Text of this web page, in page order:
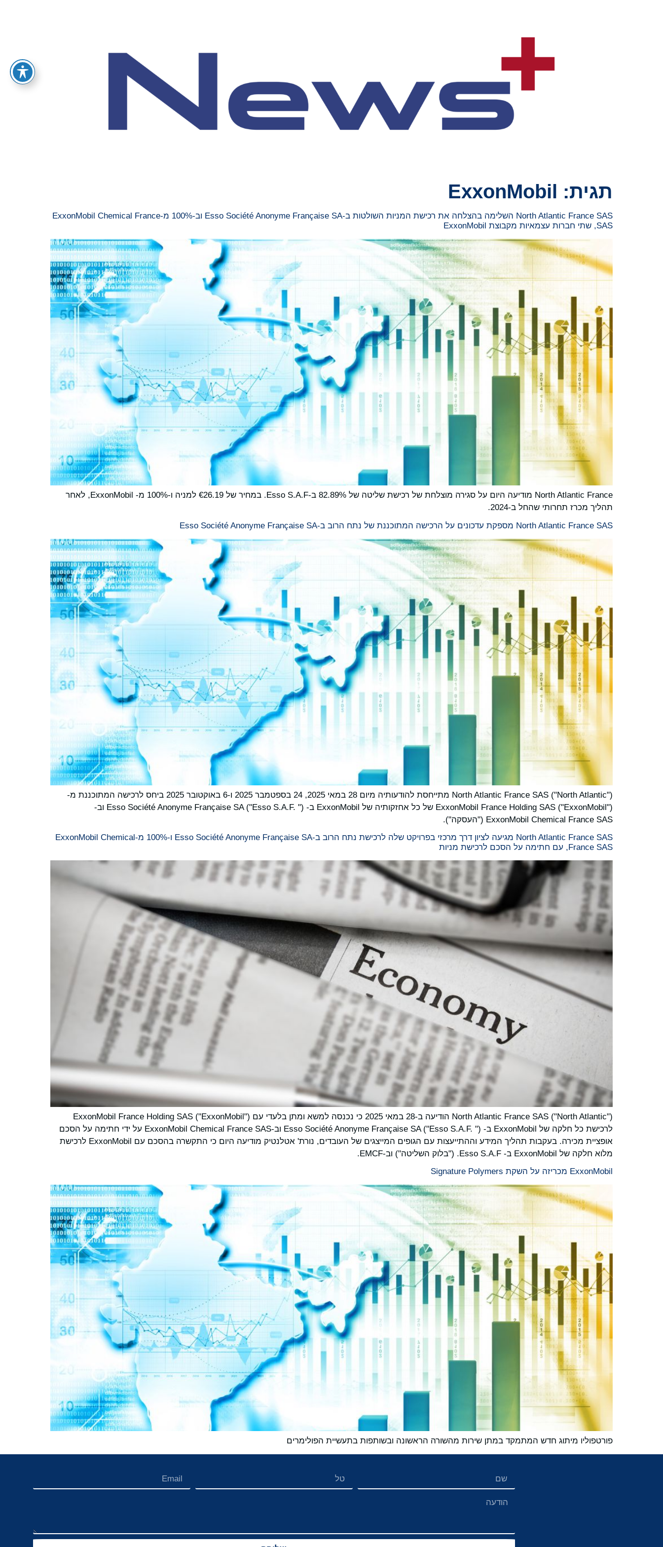
תגית: ExxonMobil
North Atlantic France SAS השלימה בהצלחה את רכישת המניות השולטות ב-Esso Société Anonyme Française SA וב-100% מ-ExxonMobil Chemical France
SAS, שתי חברות עצמאיות מקבוצת ExxonMobil
North Atlantic France מודיעה היום על סגירה מוצלחת של רכישת שליטה של 82.89% ב-Esso S.A.F. במחיר של €26.19 למניה ו-100% מ- ExxonMobil, לאחר
תהליך מכרז תחרותי שהחל ב-2024.
North Atlantic France SAS מספקת עדכונים על הרכישה המתוכננת של נתח הרוב ב-Esso Société Anonyme Française SA
North Atlantic France SAS ("North Atlantic") מתייחסת להודעותיה מיום 28 במאי 2025, 24 בספטמבר 2025 ו-6 באוקטובר 2025 ביחס לרכישה המתוכננת מ-
ExxonMobil France Holding SAS ("ExxonMobil") של כל אחזקותיה של ExxonMobil ב- Esso Société Anonyme Française SA ("Esso S.A.F. ") וב-
ExxonMobil Chemical France SAS ("העסקה").
North Atlantic France SAS מגיעה לציון דרך מרכזי בפרויקט שלה לרכישת נתח הרוב ב-Esso Société Anonyme Française SA ו-100% מ-ExxonMobil Chemical
France SAS, עם חתימה על הסכם לרכישת מניות
North Atlantic France SAS ("North Atlantic") הודיעה ב-28 במאי 2025 כי נכנסה למשא ומתן בלעדי עם ExxonMobil France Holding SAS ("ExxonMobil")
לרכישת כל חלקה של ExxonMobil ב- Esso Société Anonyme Française SA ("Esso S.A.F. ") וב-ExxonMobil Chemical France SAS על ידי חתימה על הסכם
אופציית מכירה. בעקבות תהליך המידע וההתייעצות עם הגופים המייצגים של העובדים, נורת' אטלנטיק מודיעה היום כי התקשרה בהסכם עם ExxonMobil לרכישת
מלוא חלקה של ExxonMobil ב- Esso S.A.F. ("בלוק השליטה") וב-EMCF.
ExxonMobil מכריזה על השקת Signature Polymers
פורטפוליו מיתוג חדש המתמקד במתן שירות מהשורה הראשונה ובשותפות בתעשיית הפולימרים